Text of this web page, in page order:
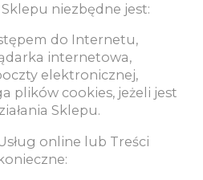
niezbędne jest:
do Internetu,
internetowa,
elektronicznej,
plików cookies, jeżeli jest
Sklepu.
online lub Treści